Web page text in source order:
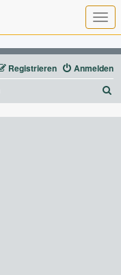
T
o
g
g
l
e
n
a
g
Anmelden
Registrieren
u